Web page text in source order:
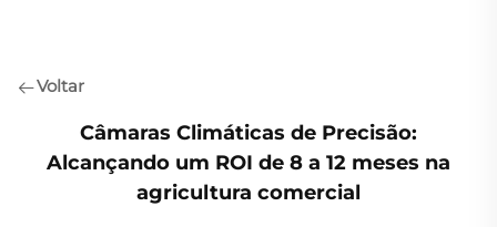
Voltar
Câmaras Climáticas de Precisão:
Alcançando um ROI de 8 a 12 meses na
agricultura comercial